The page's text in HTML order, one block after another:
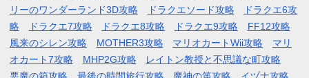
リーのワンダーランド3D攻略
ドラクエソード攻略
ドラクエ6攻
略
ドラクエ7攻略 ドラクエ8攻略 ドラクエ9攻略
FF12攻略
風来のシレン攻略
MOTHER3攻略 マリオカートWii攻略
マリ
オカート7攻略
MHP2G攻略
レイトン教授と不思議な町攻略